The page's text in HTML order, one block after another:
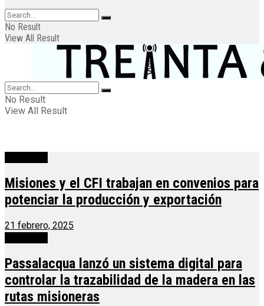
No Result
View All Result
No Result
View All Result
Misiones y el CFI trabajan en convenios para
potenciar la producción y exportación
21 febrero, 2025
Passalacqua lanzó un sistema digital para
controlar la trazabilidad de la madera en las
rutas misioneras